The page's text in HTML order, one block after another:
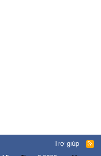
Trợ giúp
R